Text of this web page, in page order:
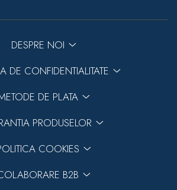
DESPRE NOI
DE CONFIDENTIALITATE
DE PLATA
PRODUSELOR
COOKIES
B2B